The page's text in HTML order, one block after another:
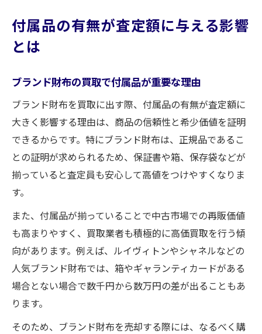
付属品の有無が査定額に与える影響
とは
ブランド財布の買取で付属品が重要な理由
ブランド財布を買取に出す際、付属品の有無が査定額に
大きく影響する理由は、商品の信頼性と希少価値を証明
できるからです。特にブランド財布は、正規品であるこ
との証明が求められるため、保証書や箱、保存袋などが
揃っていると査定員も安心して高値をつけやすくなりま
す。
また、付属品が揃っていることで中古市場での再販価値
も高まりやすく、買取業者も積極的に高価買取を行う傾
向があります。例えば、ルイヴィトンやシャネルなどの
人気ブランド財布では、箱やギャランティカードがある
場合とない場合で数千円から数万円の差が出ることもあ
ります。
そのため、ブランド財布を売却する際には、なるべく購